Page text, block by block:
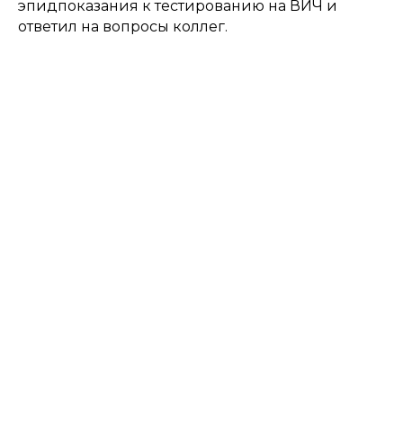
эпидпоказания к тестированию на ВИЧ и
ответил на вопросы коллег.